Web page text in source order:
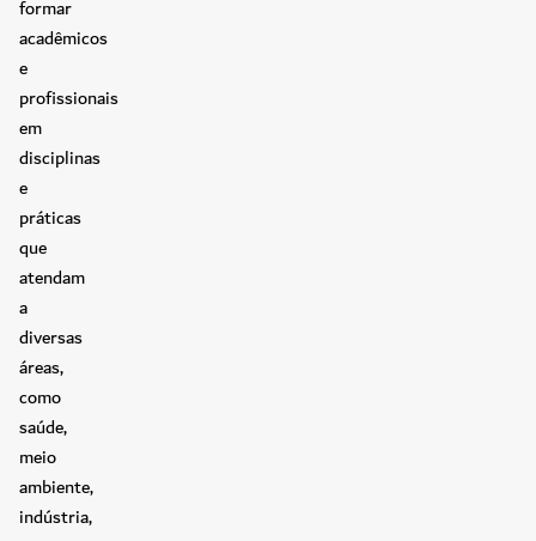
formar
acadêmicos
e
profissionais
em
disciplinas
e
práticas
que
atendam
a
diversas
áreas,
como
saúde,
meio
ambiente,
indústria,